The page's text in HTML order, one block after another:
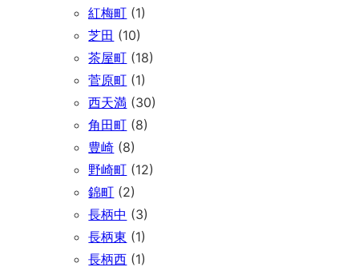
紅梅町 (1)
芝田 (10)
茶屋町 (18)
菅原町 (1)
西天満 (30)
角田町 (8)
豊崎 (8)
野崎町 (12)
錦町 (2)
長柄中 (3)
長柄東 (1)
長柄西 (1)